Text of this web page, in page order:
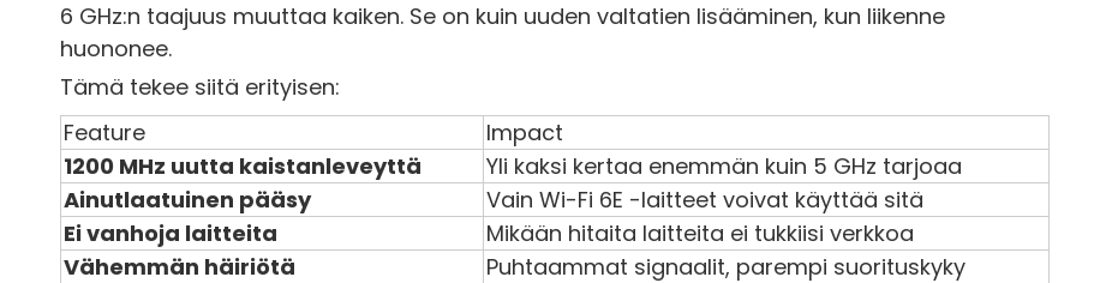
6 GHz:n taajuus muuttaa kaiken. Se on kuin uuden valtatien lisääminen, kun liikenne
huononee.
Tämä tekee siitä erityisen:
Feature
Impact
1200 MHz uutta kaistanleveyttä
Yli kaksi kertaa enemmän kuin 5 GHz tarjoaa
Ainutlaatuinen pääsy
Vain Wi-Fi 6E -laitteet voivat käyttää sitä
Ei vanhoja laitteita
Mikään hitaita laitteita ei tukkiisi verkkoa
Vähemmän häiriötä
Puhtaammat signaalit, parempi suorituskyky